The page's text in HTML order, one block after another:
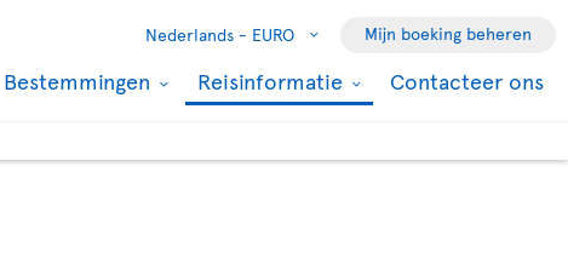
Nederlands - EURO Mijn boeking beheren
Bestemmingen Reisinformatie Contacteer ons